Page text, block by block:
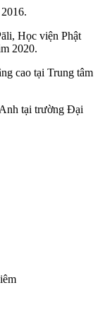
Học viện Phật
2020.
cao tại Trung tâm
tại trường Đại